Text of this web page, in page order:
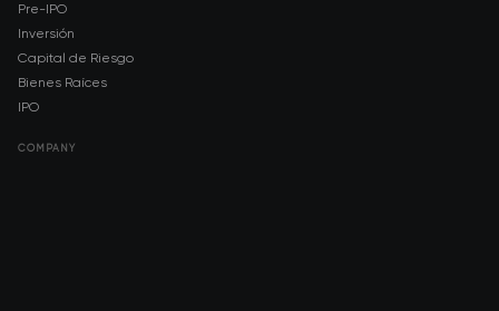
Pre-IPO
Inversión
Capital de Riesgo
Bienes Raíces
IPO
COMPANY